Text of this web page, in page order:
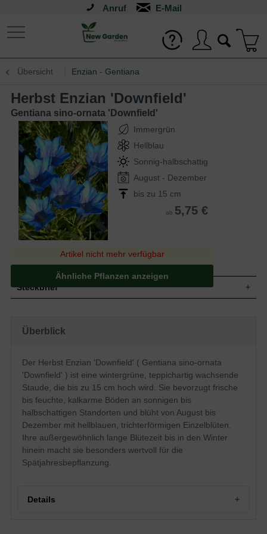
Anruf
Übersicht Enzian - Gentiana
Herbst Enzian 'Downfield'
Gentiana sino-ornata 'Downfield'
Immergrün
Hellblau
Sonnig-halbschattig
August - Dezember
bis zu 15 cm
ab 5,75 €
Artikel nicht mehr verfügbar
Ähnliche Pflanzen anzeigen
Steckbrief
Blatt
Wintergrün, grüne Blattfarbe, lineal
Blüte
Einfache, hellblaue Blütenstände, meist
einblütig, trichterförmig, kelchförmig
Blütezeit
August - Dezember
Boden
Frisch bis feucht, gut durchlässig, kalkarm
Standort
Sonnig-halbschattig
Pflanzen pro
11 bis 15
Die chinesische Staude Gentiana sino-
ornata 'Downfield’ (Herbst Enzian
Überblick
Der Herbst Enzian 'Downfield' ( Gentiana sino-ornata
'Downfield' ) ist eine wintergrüne, teppichartig wachsende
Staude, die bis zu 15 cm hoch wird. Sie bevorzugt frische
bis feuchte, kalkarme Böden an sonnigen bis
halbschattigen Standorten und blüht von August bis
Dezember mit hellblauen, trichterförmigen Einzelblüten.
Ihre außergewöhnlich lange Blütezeit bis in den Winter
hinein macht sie besonders wertvoll für die
Spätjahresbepflanzung.
Details